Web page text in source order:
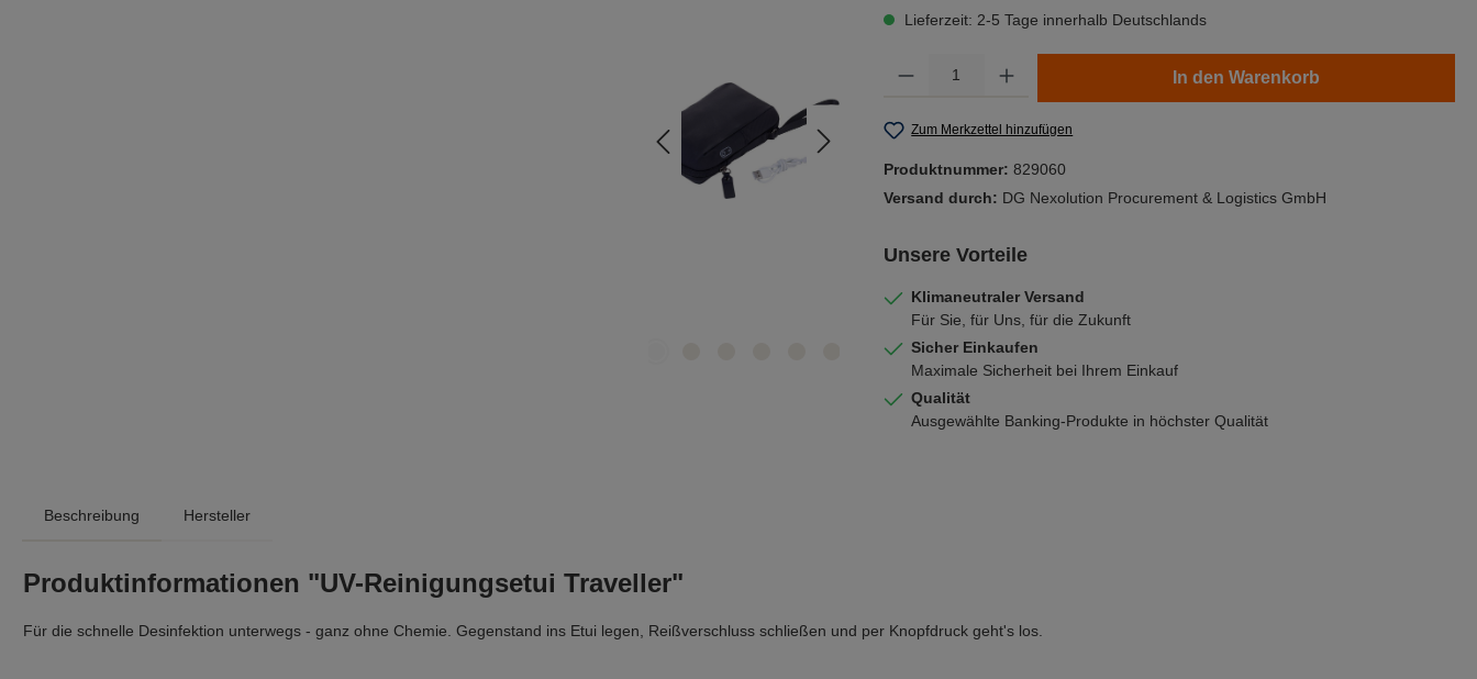
Lieferzeit: 2-5 Tage innerhalb Deutschlands
In den Warenkorb
Zum Merkzettel hinzufügen
Produktnummer: 829060
Versand durch: DG Nexolution Procurement & Logistics GmbH
Unsere Vorteile
Klimaneutraler Versand
Für Sie, für Uns, für die Zukunft
Sicher Einkaufen
Maximale Sicherheit bei Ihrem Einkauf
Qualität
Ausgewählte Banking-Produkte in höchster Qualität
Beschreibung Hersteller
Produktinformationen "UV-Reinigungsetui Traveller"
Für die schnelle Desinfektion unterwegs - ganz ohne Chemie. Gegenstand ins Etui legen, Reißverschluss schließen und per Knopfdruck geht's los.